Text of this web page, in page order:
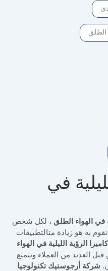
الطلق
في
في الهواء الطلق ، لكل شخص
به هو زيادة متالتطبيقات
كاميرا الرؤية الليلية في الهواء
العديد من العملاء وتتمتع
شركة أرجوستيك تكنولوجيا